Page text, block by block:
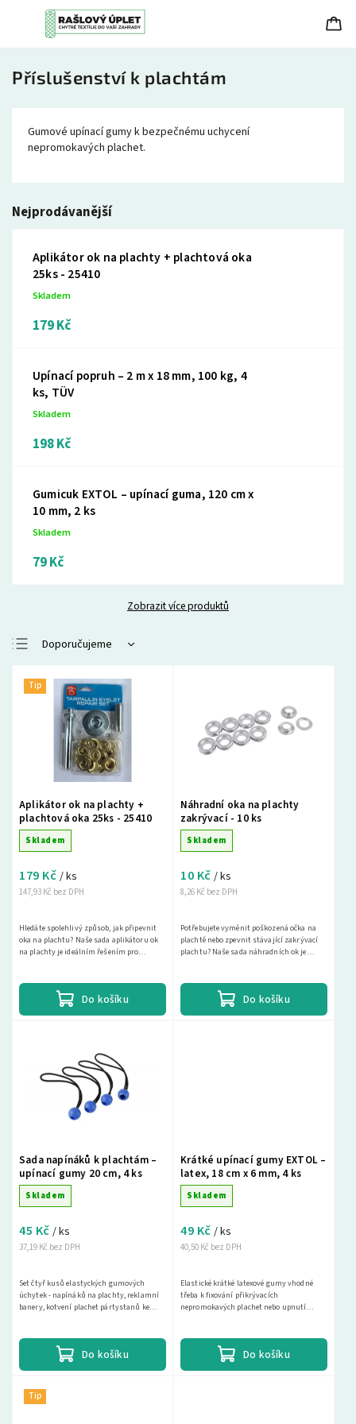
Příslušenství k plachtám
Gumové upínací gumy k bezpečnému uchycení
nepromokavých plachet.
Nejprodávanější
Aplikátor ok na plachty + plachtová oka
25ks - 25410
Skladem
179 Kč
Upínací popruh – 2 m x 18 mm, 100 kg, 4
ks, TÜV
Skladem
198 Kč
Gumicuk EXTOL – upínací guma, 120 cm x
10 mm, 2 ks
Skladem
79 Kč
Zobrazit více produktů
Doporučujeme
Nejdražší
Nejprodávanější
Abecedně
Tip
Aplikátor ok na plachty +
plachtová oka 25ks - 25410
Skladem
147,93 Kč bez DPH
179 Kč / ks
Do košíku
Hledáte spolehlivý způsob, jak připevnit
oka na plachtu? Naše sada aplikátoru ok
na plachty je ideálním řešením pro
Náhradní oka na plachty
zakrývací - 10 ks
Skladem
8,26 Kč bez DPH
10 Kč / ks
Do košíku
Potřebujete vyměnit poškozená očka na
plachtě nebo zpevnit stávající zakrývací
plachtu? Naše sada náhradních ok je
Sada napínáků k plachtám –
upínací gumy 20 cm, 4 ks
Skladem
37,19 Kč bez DPH
45 Kč / ks
Do košíku
Set čtyř kusů elastyckých gumových
úchytek - napínáků na plachty, reklamní
banery, kotvení plachet pártystanů ke
Krátké upínací gumy EXTOL –
latex, 18 cm x 6 mm, 4 ks
Skladem
40,50 Kč bez DPH
49 Kč / ks
Do košíku
Elastické krátké latexové gumy vhodné
třeba k fixování přikrývacích
nepromokavých plachet nebo upnutí
Tip